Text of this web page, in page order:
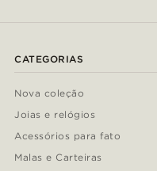
CATEGORIAS
Nova coleção
Joias e relógios
Acessórios para fato
Malas e Carteiras